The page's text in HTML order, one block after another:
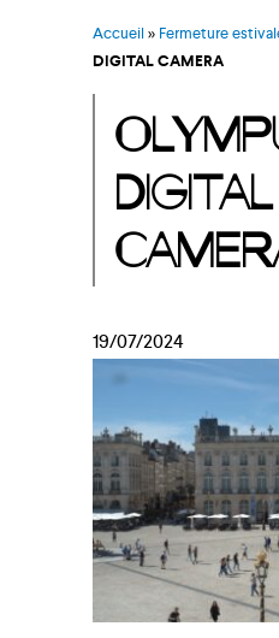
Accueil» Fermeture
DIGITAL CAMERA
DIGITAL
19/07/2024